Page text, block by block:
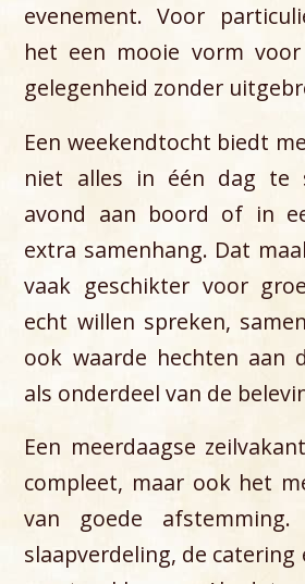
evenement. Voor
het een mooie vorm
gelegenheid zonder
Een weekendtocht biedt
niet alles in één dag te
avond aan boord of in
extra samenhang. Dat
vaak geschikter voor
echt willen spreken,
ook waarde hechten aan
als onderdeel van de
Een meerdaagse
compleet, maar ook het
van goede
slaapverdeling, de